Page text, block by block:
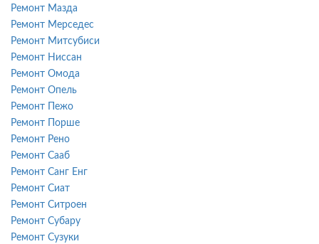
Ремонт Мазда
Ремонт Мерседес
Ремонт Митсубиси
Ремонт Ниссан
Ремонт Омода
Ремонт Опель
Ремонт Пежо
Ремонт Порше
Ремонт Рено
Ремонт Сааб
Ремонт Санг Енг
Ремонт Сиат
Ремонт Ситроен
Ремонт Субару
Ремонт Сузуки